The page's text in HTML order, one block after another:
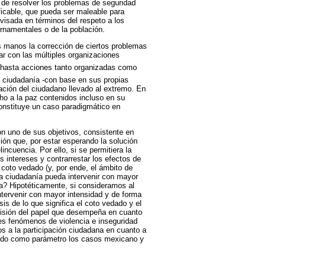
resolver los problemas de seguridad
que pueda ser maleable para
en términos del respeto a los
o de la población.
la corrección de ciertos problemas
con las múltiples organizaciones
hasta acciones tanto organizadas como
-con base en sus propias
del ciudadano llevado al extremo. En
a la paz contenidos incluso en su
un caso paradigmático en
uno de sus objetivos, consistente en
que, por estar esperando la solución
Por ello, si se permitiera la
intereses y contrarrestar los efectos de
vedado (y, por ende, el ámbito de
ciudadanía pueda intervenir con mayor
Hipotéticamente, si consideramos al
con mayor intensidad y de forma
de lo que significa el coto vedado y el
del papel que desempeña en cuanto
fenómenos de violencia e inseguridad
a la participación ciudadana en cuanto a
como parámetro los casos mexicano y